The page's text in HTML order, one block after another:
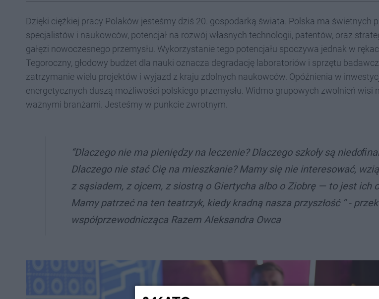
Dzięki ciężkiej pracy Polaków jesteśmy dziś 20. gospodarką świata. Polska ma świetnych
specjalistów i naukowców, potencjał na rozwój własnych technologii, patentów, oraz
gałęzi nowoczesnego przemysłu. Wykorzystanie tego potencjału spoczywa jednak w
Tegoroczny, głodowy budżet dla nauki oznacza degradację laboratoriów i sprzętu
zatrzymanie wielu projektów i wyjazd z kraju zdolnych naukowców. Opóźnienia w
energetycznych duszą możliwości polskiego przemysłu. Widmo grupowych zwolnień wisi
ważnymi branżami. Jesteśmy w punkcie zwrotnym.
“Dlaczego nie ma pieniędzy na leczenie? Dlaczego szkoły są
Dlaczego nie stać Cię na mieszkanie? Mamy się nie interesować,
z sąsiadem, z ojcem, z siostrą o Giertycha albo o Ziobrę — to jest ich
Mamy patrzeć na ten teatrzyk, kiedy kradną nasza przyszłość “ -
współprzewodnicząca Razem Aleksandra Owca